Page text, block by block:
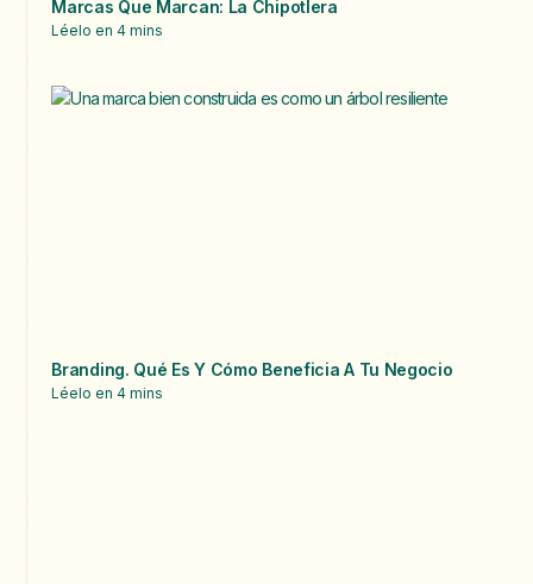
Marcas Que Marcan: La Chipotlera
Léelo en4 mins
Branding. Qué Es Y Cómo Beneficia A Tu Negocio
Léelo en4 mins